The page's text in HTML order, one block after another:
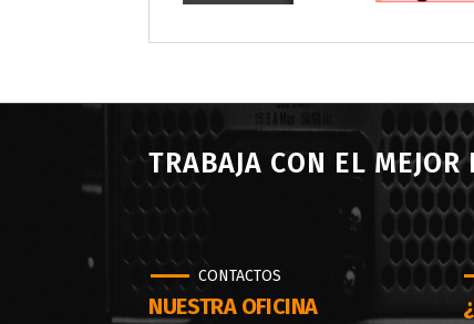
TRABAJA CON EL
CONTACTOS
NUESTRA OFICINA